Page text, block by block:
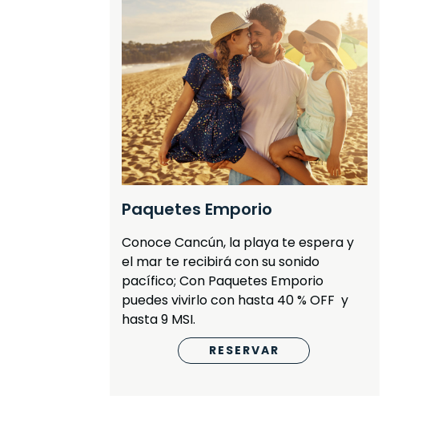
Paquetes Emporio
Conoce Cancún, la playa te espera y
el mar te recibirá con su sonido
pacífico; Con Paquetes Emporio
puedes vivirlo con hasta 40 % OFF y
hasta 9 MSI.
RESERVAR